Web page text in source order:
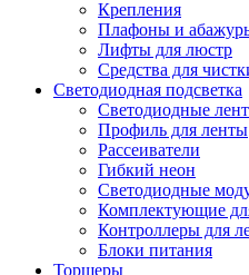
Крепления
Плафоны и
Лифты для люстр
Средства для
Светодиодная подсветка
Светодиодные
Профиль для ленты
Рассеиватели
Гибкий неон
Светодиодные
Комплектующие
Контроллеры для
Блоки питания
Торшеры